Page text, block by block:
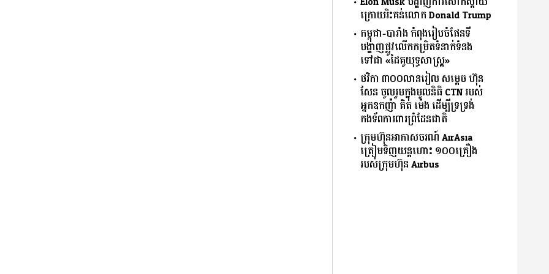
ក្រោយរិះគន់លោក Donald Trump
កម្ពុជា-បារាំង កំពុងរៀបចំផែនទី
បង្ហាញផ្លូវលើកកម្រិតទំនាក់ទំនង
ទៅជា «ដៃគូយុទ្ធសាស្ត្រ»
ថវិកា ៣០០លានរៀល សម្តេច ហ៊ុន
សែន ចូលរួមក្នុងមូលនិធិ CTN របស់
អ្នកឧកញ៉ា គិត ម៉េង ដើម្បីទ្រទ្រង់
កងទ័ពការពារព្រំដែនជាតិ
ក្រុមហ៊ុនអាកាសចរណ៍ AirAsia
ត្រៀមទិញយន្តហោះ ១០០គ្រឿង
របស់ក្រុមហ៊ុន Airbus